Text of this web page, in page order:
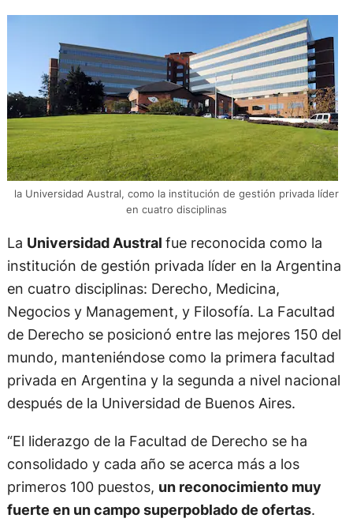
la Universidad Austral, como la institución de gestión privada líder
en cuatro disciplinas
La Universidad Austral fue reconocida como la
institución de gestión privada líder en la Argentina
en cuatro disciplinas: Derecho, Medicina,
Negocios y Management, y Filosofía. La Facultad
de Derecho se posicionó entre las mejores 150 del
mundo, manteniéndose como la primera facultad
privada en Argentina y la segunda a nivel nacional
después de la Universidad de Buenos Aires.
“El liderazgo de la Facultad de Derecho se ha
consolidado y cada año se acerca más a los
primeros 100 puestos, un reconocimiento muy
fuerte en un campo superpoblado de ofertas.